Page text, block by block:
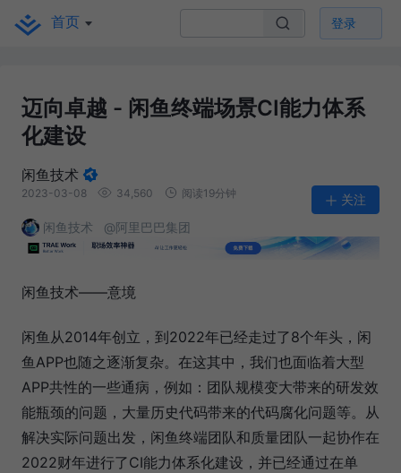
首页 登录
迈向卓越 - 闲鱼终端场景CI能力体系
化建设
闲鱼技术
2023-03-08 34,560 阅读19分钟
关注
闲鱼技术
@阿里巴巴集团
闲鱼技术——意境
闲鱼从2014年创立，到2022年已经走过了8个年头，闲
鱼APP也随之逐渐复杂。在这其中，我们也面临着大型
APP共性的一些通病，例如：团队规模变大带来的研发效
能瓶颈的问题，大量历史代码带来的代码腐化问题等。从
解决实际问题出发，闲鱼终端团队和质量团队一起协作在
2022财年进行了CI能力体系化建设，并已经通过在单